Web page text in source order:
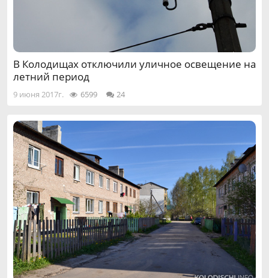
В Колодищах отключили уличное освещение на
летний период
9 июня 2017г. 6599 24